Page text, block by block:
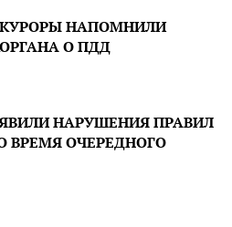
НАПОМНИЛИ
О ПДД
НАРУШЕНИЯ ПРАВИЛ
ВРЕМЯ ОЧЕРЕДНОГО